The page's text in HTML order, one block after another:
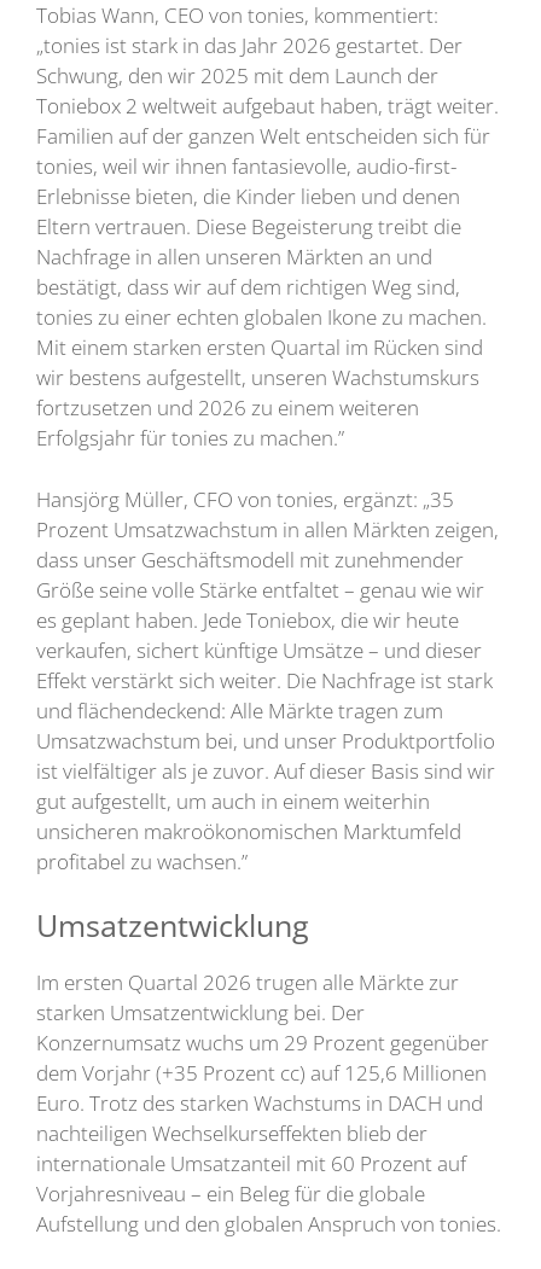
Tobias Wann, CEO von tonies, kommentiert:
„tonies ist stark in das Jahr 2026 gestartet. Der
Schwung, den wir 2025 mit dem Launch der
Toniebox 2 weltweit aufgebaut haben, trägt weiter.
Familien auf der ganzen Welt entscheiden sich für
tonies, weil wir ihnen fantasievolle, audio-first-
Erlebnisse bieten, die Kinder lieben und denen
Eltern vertrauen. Diese Begeisterung treibt die
Nachfrage in allen unseren Märkten an und
bestätigt, dass wir auf dem richtigen Weg sind,
tonies zu einer echten globalen Ikone zu machen.
Mit einem starken ersten Quartal im Rücken sind
wir bestens aufgestellt, unseren Wachstumskurs
fortzusetzen und 2026 zu einem weiteren
Erfolgsjahr für tonies zu machen.”
Hansjörg Müller, CFO von tonies, ergänzt: „35
Prozent Umsatzwachstum in allen Märkten zeigen,
dass unser Geschäftsmodell mit zunehmender
Größe seine volle Stärke entfaltet – genau wie wir
es geplant haben. Jede Toniebox, die wir heute
verkaufen, sichert künftige Umsätze – und dieser
Effekt verstärkt sich weiter. Die Nachfrage ist stark
und flächendeckend: Alle Märkte tragen zum
Umsatzwachstum bei, und unser Produktportfolio
ist vielfältiger als je zuvor. Auf dieser Basis sind wir
gut aufgestellt, um auch in einem weiterhin
unsicheren makroökonomischen Marktumfeld
profitabel zu wachsen.”
Umsatzentwicklung
Im ersten Quartal 2026 trugen alle Märkte zur
starken Umsatzentwicklung bei. Der
Konzernumsatz wuchs um 29 Prozent gegenüber
dem Vorjahr (+35 Prozent cc) auf 125,6 Millionen
Euro. Trotz des starken Wachstums in DACH und
nachteiligen Wechselkurseffekten blieb der
internationale Umsatzanteil mit 60 Prozent auf
Vorjahresniveau – ein Beleg für die globale
Aufstellung und den globalen Anspruch von tonies.